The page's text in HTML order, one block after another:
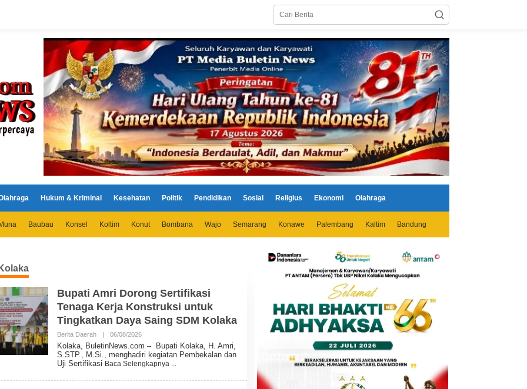
Hukum & Kriminal Kesehatan Politik Pendidikan Sosial Religius Ekonomi Olahraga
Baubau Konsel Koltim Konut Bombana Wajo Semarang Konawe Palembang Kaltim Bandung
Bupati Amri Dorong Sertifikasi
Tenaga Kerja Konstruksi untuk
Tingkatkan Daya Saing SDM Kolaka
Berita Daerah | 06/08/2026O
E
H
B
Kolaka, BuletinNews.com – Bupati Kolaka, H. Amri,
S.STP., M.Si., menghadiri kegiatan Pembekalan dan
Uji Sertifikasi Baca Selengkapnya